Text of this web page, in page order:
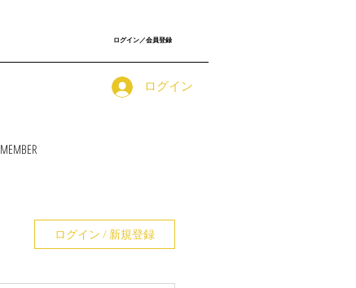
ログイン／会員登録
ログイン
MEMBER
ログイン / 新規登録